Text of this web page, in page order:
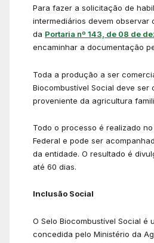
Para fazer a solicitação de
intermediários devem observar
da Portaria nº 143, de 08 de
encaminhar a documentação
Toda a produção a ser
Biocombustível Social deve ser
proveniente da agricultura
Todo o processo é realizado
Federal e pode ser
da entidade. O resultado é
até 60 dias.
Inclusão Social
O Selo Biocombustível Social é
concedida pelo Ministério da